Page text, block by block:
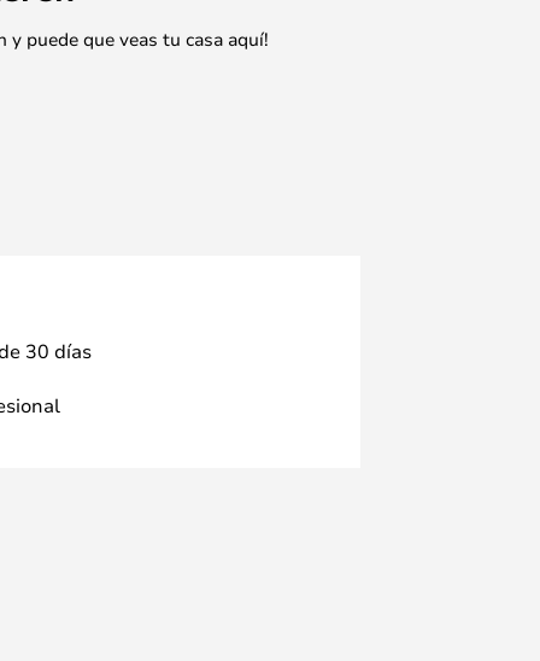
puede que veas tu casa aquí!
30 días